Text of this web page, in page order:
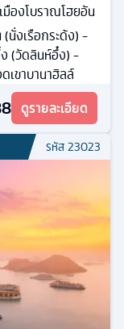
มืองโบราณโฮยอัน
นั่งเรือกระด้ง) -
(วัดลินห์อึ๋ง) -
เขาบานาฮิลล์
ดูรายละเอียด
รหัส23023